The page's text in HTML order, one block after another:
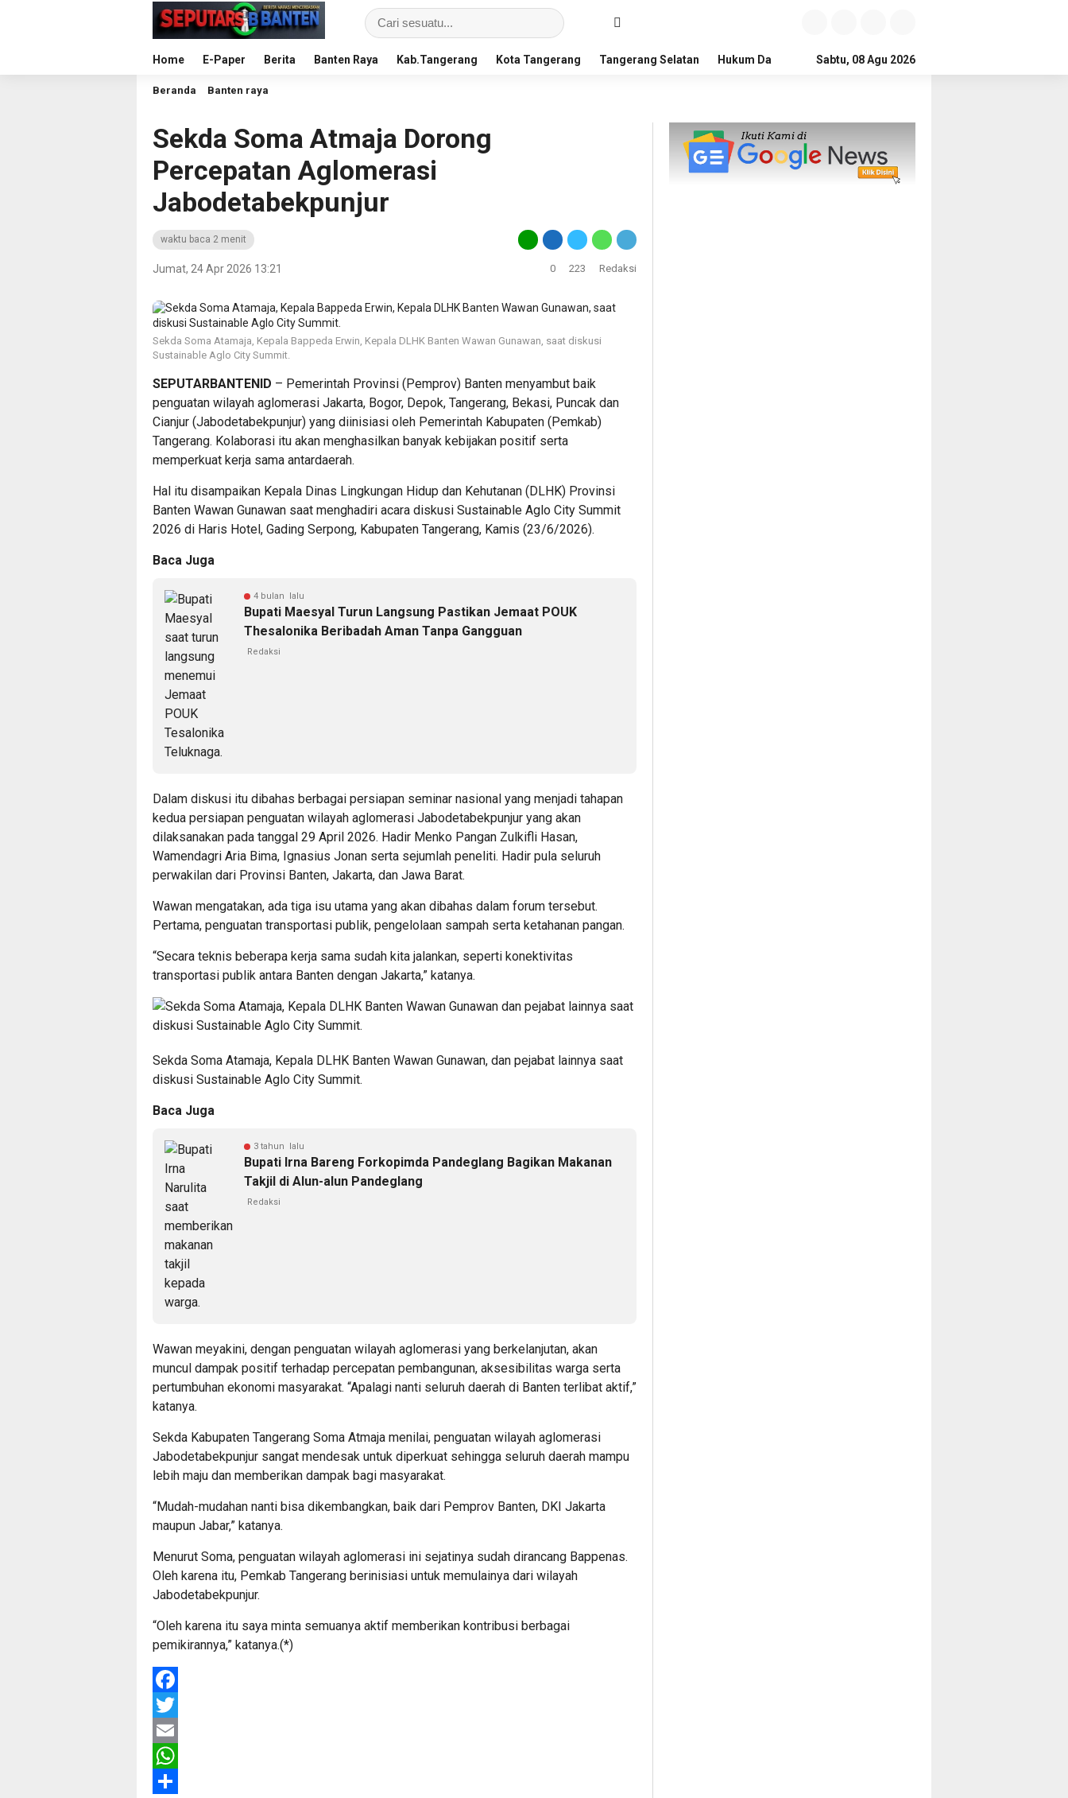
Home E-Paper Berita Banten Raya Kab.Tangerang Kota Tangerang Tangerang Selatan Hukum Dan Kriminal Politik Pendidikan
Sabtu, 08 Agu 2026
Beranda Banten raya
Sekda Soma Atmaja Dorong
Percepatan Aglomerasi
Jabodetabekpunjur
waktu baca 2 menit
Jumat, 24 Apr 2026 13:21 0 223 Redaksi
Sekda Soma Atamaja, Kepala Bappeda Erwin, Kepala DLHK Banten Wawan Gunawan, saat diskusi
Sustainable Aglo City Summit.
SEPUTARBANTENID – Pemerintah Provinsi (Pemprov) Banten menyambut baik
penguatan wilayah aglomerasi Jakarta, Bogor, Depok, Tangerang, Bekasi, Puncak dan
Cianjur (Jabodetabekpunjur) yang diinisiasi oleh Pemerintah Kabupaten (Pemkab)
Tangerang. Kolaborasi itu akan menghasilkan banyak kebijakan positif serta
memperkuat kerja sama antardaerah.
Hal itu disampaikan Kepala Dinas Lingkungan Hidup dan Kehutanan (DLHK) Provinsi
Banten Wawan Gunawan saat menghadiri acara diskusi Sustainable Aglo City Summit
2026 di Haris Hotel, Gading Serpong, Kabupaten Tangerang, Kamis (23/6/2026).
Baca Juga
4 bulan lalu
Bupati Maesyal Turun Langsung Pastikan Jemaat POUK
Thesalonika Beribadah Aman Tanpa Gangguan
Redaksi
Dalam diskusi itu dibahas berbagai persiapan seminar nasional yang menjadi tahapan
kedua persiapan penguatan wilayah aglomerasi Jabodetabekpunjur yang akan
dilaksanakan pada tanggal 29 April 2026. Hadir Menko Pangan Zulkifli Hasan,
Wamendagri Aria Bima, Ignasius Jonan serta sejumlah peneliti. Hadir pula seluruh
perwakilan dari Provinsi Banten, Jakarta, dan Jawa Barat.
Wawan mengatakan, ada tiga isu utama yang akan dibahas dalam forum tersebut.
Pertama, penguatan transportasi publik, pengelolaan sampah serta ketahanan pangan.
“Secara teknis beberapa kerja sama sudah kita jalankan, seperti konektivitas
transportasi publik antara Banten dengan Jakarta,” katanya.
Sekda Soma Atamaja, Kepala DLHK Banten Wawan Gunawan, dan pejabat lainnya saat
diskusi Sustainable Aglo City Summit.
Baca Juga
3 tahun lalu
Bupati Irna Bareng Forkopimda Pandeglang Bagikan Makanan
Takjil di Alun-alun Pandeglang
Redaksi
Wawan meyakini, dengan penguatan wilayah aglomerasi yang berkelanjutan, akan
muncul dampak positif terhadap percepatan pembangunan, aksesibilitas warga serta
pertumbuhan ekonomi masyarakat. “Apalagi nanti seluruh daerah di Banten terlibat aktif,”
katanya.
Sekda Kabupaten Tangerang Soma Atmaja menilai, penguatan wilayah aglomerasi
Jabodetabekpunjur sangat mendesak untuk diperkuat sehingga seluruh daerah mampu
lebih maju dan memberikan dampak bagi masyarakat.
“Mudah-mudahan nanti bisa dikembangkan, baik dari Pemprov Banten, DKI Jakarta
maupun Jabar,” katanya.
Menurut Soma, penguatan wilayah aglomerasi ini sejatinya sudah dirancang Bappenas.
Oleh karena itu, Pemkab Tangerang berinisiasi untuk memulainya dari wilayah
Jabodetabekpunjur.
“Oleh karena itu saya minta semuanya aktif memberikan kontribusi berbagai
pemikirannya,” katanya.(*)
Facebook
Twitter
Email
WhatsApp